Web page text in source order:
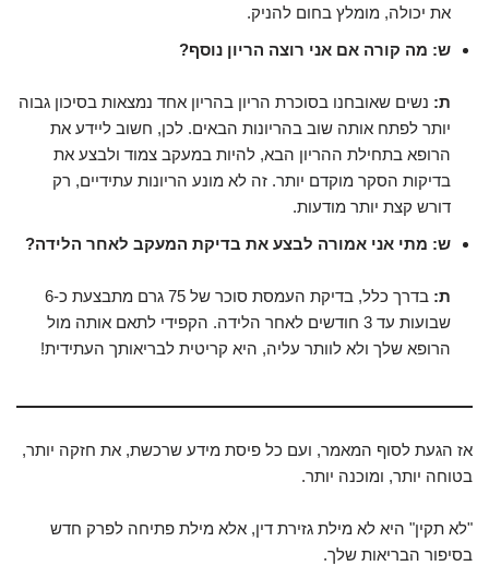
את יכולה, מומלץ בחום להניק.
ש: מה קורה אם אני רוצה הריון נוסף?
ת: נשים שאובחנו בסוכרת הריון בהריון אחד נמצאות בסיכון גבוה
יותר לפתח אותה שוב בהריונות הבאים. לכן, חשוב ליידע את
הרופא בתחילת ההריון הבא, להיות במעקב צמוד ולבצע את
בדיקות הסקר מוקדם יותר. זה לא מונע הריונות עתידיים, רק
דורש קצת יותר מודעות.
ש: מתי אני אמורה לבצע את בדיקת המעקב לאחר הלידה?
ת:
בדרך כלל, בדיקת העמסת סוכר של 75 גרם מתבצעת כ-6
שבועות עד 3 חודשים לאחר הלידה. הקפידי לתאם אותה מול
הרופא שלך ולא לוותר עליה, היא קריטית לבריאותך העתידית!
אז הגעת לסוף המאמר, ועם כל פיסת מידע שרכשת, את חזקה יותר,
בטוחה יותר, ומוכנה יותר.
"לא תקין" היא לא מילת גזירת דין, אלא מילת פתיחה לפרק חדש
בסיפור הבריאות שלך.